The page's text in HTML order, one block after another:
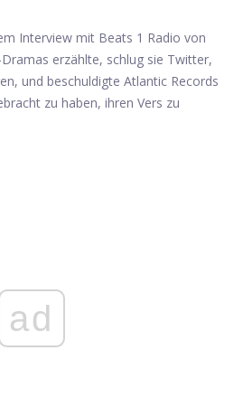
Interview mit Beats 1 Radio von
erzählte, schlug sie Twitter,
und beschuldigte Atlantic Records
zu haben, ihren Vers zu
ad